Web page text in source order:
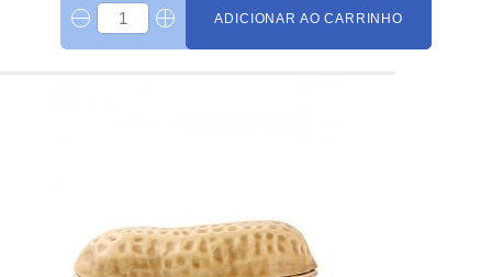
ADICIONAR AO CARRINHO